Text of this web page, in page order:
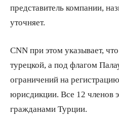
представитель компании,
уточняет.
CNN при этом указывает,
турецкой, а под флагом
ограничений на
юрисдикции. Все 12 членов
гражданами Турции.